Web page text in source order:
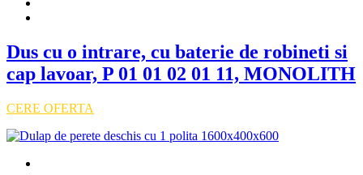
Dus cu o intrare, cu baterie de robineti si
cap lavoar, P 01 01 02 01 11, MONOLITH
CERE OFERTA